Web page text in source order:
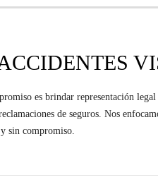
es brindar representación
de seguros. Nos
sin compromiso.